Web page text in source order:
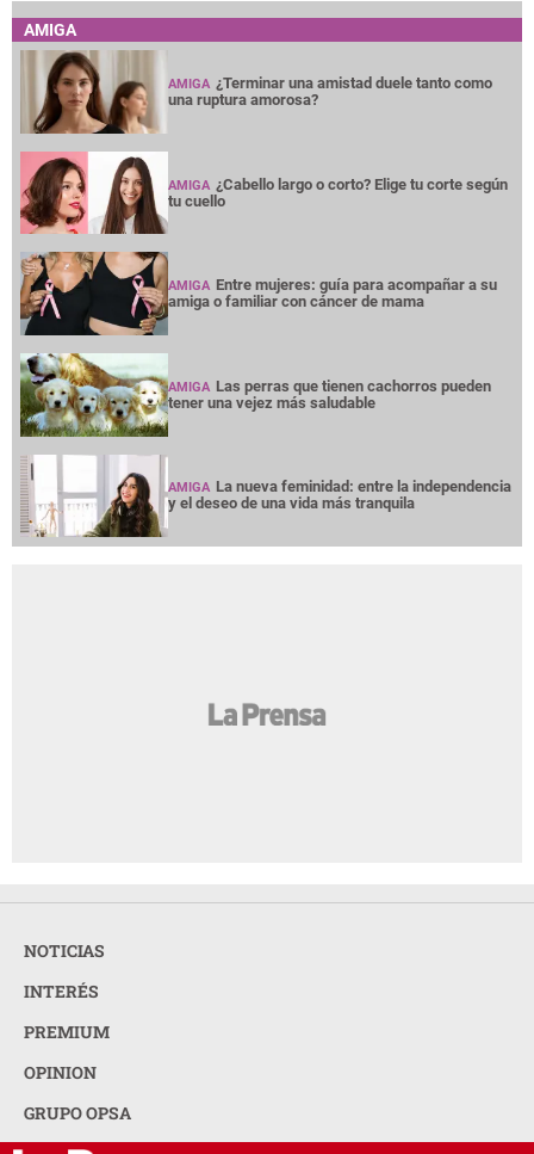
AMIGA
AMIGA ¿Terminar una amistad duele tanto como
una ruptura amorosa?
AMIGA ¿Cabello largo o corto? Elige tu corte según
tu cuello
AMIGA Entre mujeres: guía para acompañar a su
amiga o familiar con cáncer de mama
AMIGA Las perras que tienen cachorros pueden
tener una vejez más saludable
AMIGA La nueva feminidad: entre la independencia
y el deseo de una vida más tranquila
NOTICIAS
INTERÉS
PREMIUM
OPINION
GRUPO OPSA